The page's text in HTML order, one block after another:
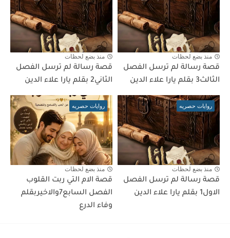
منذ بضع لحظات
قصة رسالة لم ترسل الفصل
الثالث3 بقلم يارا علاء الدين
منذ بضع لحظات
قصة رسالة لم ترسل الفصل
الثاني2 بقلم يارا علاء الدين
روايات حصريه
منذ بضع لحظات
قصة رسالة لم ترسل الفصل
الاول1 بقلم يارا علاء الدين
روايات حصريه
منذ بضع لحظات
قصة الام التي ربت القلوب
الفصل السابع7والاخيربقلم
وفاء الدرع